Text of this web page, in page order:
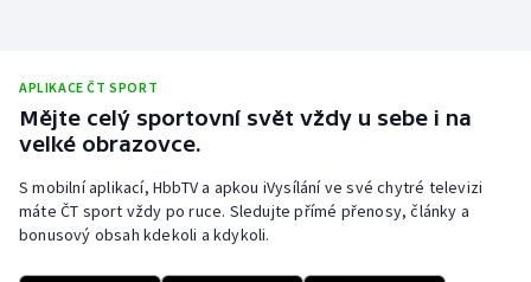
APLIKACE ČT SPORT
Mějte celý sportovní svět vždy u sebe i na
velké obrazovce.
S mobilní aplikací, HbbTV a apkou iVysílání ve své chytré televizi
máte ČT sport vždy po ruce. Sledujte přímé přenosy, články a
bonusový obsah kdekoli a kdykoli.